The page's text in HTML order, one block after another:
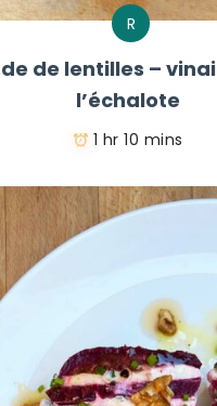
R
de lentilles –
l’échalote
1 hr 10 mins